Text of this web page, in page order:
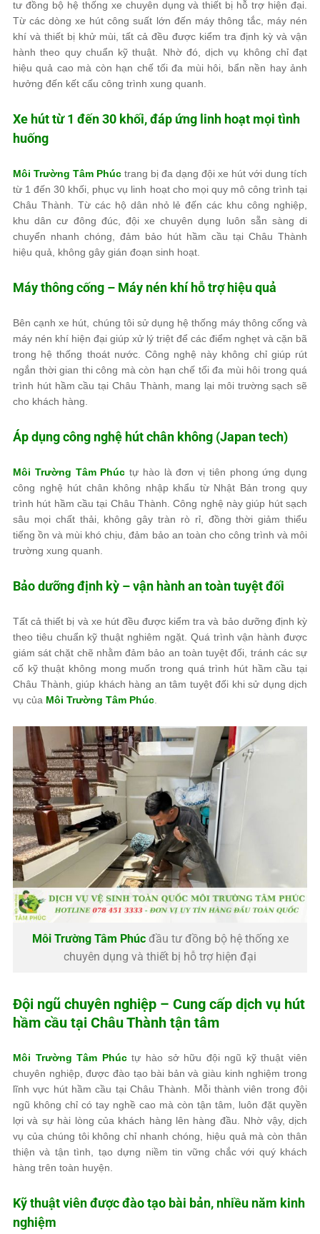
tư đồng bộ hệ thống xe chuyên dụng và thiết bị hỗ trợ hiện đại.
Từ các dòng xe hút công suất lớn đến máy thông tắc, máy nén
khí và thiết bị khử mùi, tất cả đều được kiểm tra định kỳ và vận
hành theo quy chuẩn kỹ thuật. Nhờ đó, dịch vụ không chỉ đạt
hiệu quả cao mà còn hạn chế tối đa mùi hôi, bẩn nền hay ảnh
hưởng đến kết cấu công trình xung quanh.
Xe hút từ 1 đến 30 khối, đáp ứng linh hoạt mọi tình
huống
Môi Trường Tâm Phúc trang bị đa dạng đội xe hút với dung tích
từ 1 đến 30 khối, phục vụ linh hoạt cho mọi quy mô công trình tại
Châu Thành. Từ các hộ dân nhỏ lẻ đến các khu công nghiệp,
khu dân cư đông đúc, đội xe chuyên dụng luôn sẵn sàng di
chuyển nhanh chóng, đảm bảo hút hầm cầu tại Châu Thành
hiệu quả, không gây gián đoạn sinh hoạt.
Máy thông cống – Máy nén khí hỗ trợ hiệu quả
Bên cạnh xe hút, chúng tôi sử dụng hệ thống máy thông cống và
máy nén khí hiện đại giúp xử lý triệt để các điểm nghẹt và cặn bã
trong hệ thống thoát nước. Công nghệ này không chỉ giúp rút
ngắn thời gian thi công mà còn hạn chế tối đa mùi hôi trong quá
trình hút hầm cầu tại Châu Thành, mang lại môi trường sạch sẽ
cho khách hàng.
Áp dụng công nghệ hút chân không (Japan tech)
Môi Trường Tâm Phúc tự hào là đơn vị tiên phong ứng dụng
công nghệ hút chân không nhập khẩu từ Nhật Bản trong quy
trình hút hầm cầu tại Châu Thành. Công nghệ này giúp hút sạch
sâu mọi chất thải, không gây tràn rò rỉ, đồng thời giảm thiểu
tiếng ồn và mùi khó chịu, đảm bảo an toàn cho công trình và môi
trường xung quanh.
Bảo dưỡng định kỳ – vận hành an toàn tuyệt đối
Tất cả thiết bị và xe hút đều được kiểm tra và bảo dưỡng định kỳ
theo tiêu chuẩn kỹ thuật nghiêm ngặt. Quá trình vận hành được
giám sát chặt chẽ nhằm đảm bảo an toàn tuyệt đối, tránh các sự
cố kỹ thuật không mong muốn trong quá trình hút hầm cầu tại
Châu Thành, giúp khách hàng an tâm tuyệt đối khi sử dụng dịch
vụ của Môi Trường Tâm Phúc
Môi Trường Tâm Phúcđầu tư đồng bộ hệ thống xe
chuyên dụng và thiết bị hỗ trợ hiện đại
Đội ngũ chuyên nghiệp – Cung cấp dịch vụ hút
hầm cầu tại Châu Thành tận tâm
Môi Trường Tâm Phúctự hào sở hữu đội ngũ kỹ thuật viên
chuyên nghiệp, được đào tạo bài bản và giàu kinh nghiệm trong
lĩnh vực hút hầm cầu tại Châu Thành. Mỗi thành viên trong đội
ngũ không chỉ có tay nghề cao mà còn tận tâm, luôn đặt quyền
lợi và sự hài lòng của khách hàng lên hàng đầu. Nhờ vậy, dịch
vụ của chúng tôi không chỉ nhanh chóng, hiệu quả mà còn thân
thiện và tận tình, tạo dựng niềm tin vững chắc với quý khách
hàng trên toàn huyện.
Kỹ thuật viên được đào tạo bài bản, nhiều năm kinh
nghiệm